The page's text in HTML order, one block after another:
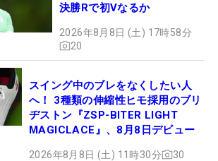
決勝Rで初Vなるか
2026年8月8日 (土) 17時58分
20
スイング中のブレをなくしたい人
へ！ 3種類の伸縮性ヒモ採用のブリ
ヂストン『ZSP-BITER LIGHT
MAGICLACE』、8月8日デビュー
2026年8月8日 (土) 11時30分 30